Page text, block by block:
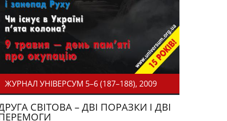
ЖУРНАЛ УНІВЕРСУМ 5–6 (187–188), 2009
СВІТОВА – ДВІ ПОРАЗКИ І ДВІ